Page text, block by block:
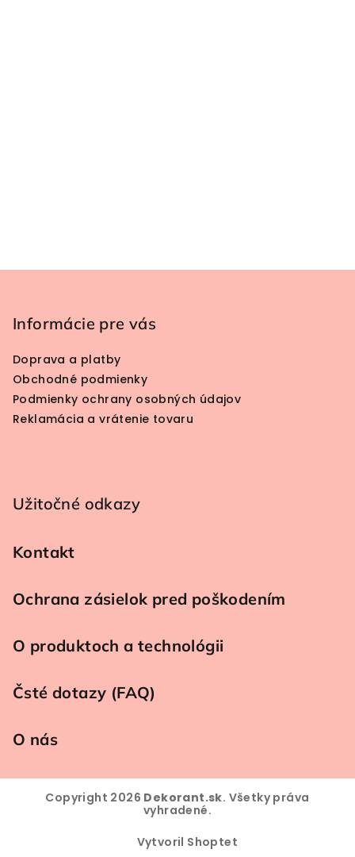
Informácie pre vás
Doprava a platby
Obchodné podmienky
Podmienky ochrany osobných údajov
Reklamácia a vrátenie tovaru
Užitočné odkazy
Kontakt
Ochrana zásielok pred poškodením
O produktoch a technológii
Čsté dotazy (FAQ)
O nás
Copyright 2026 Dekorant.sk. Všetky práva
vyhradené.
Vytvoril Shoptet